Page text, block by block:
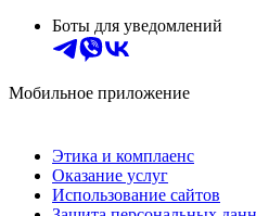
Боты для уведомлений
Мобильное приложение
Этика и комплаенс
Оказание услуг
Использование сайтов